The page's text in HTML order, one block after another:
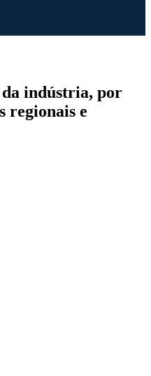
da indústria, por
regionais e